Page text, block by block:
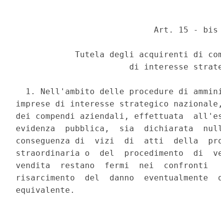
Art. 15 -
Tutela degli acquirenti di
di interesse
1. Nell'ambito delle procedure di
imprese di interesse strategico
dei compendi aziendali, effettuata
evidenza  pubblica,  sia  dichiarata
conseguenza di  vizi  di  atti  della
straordinaria o  del  procedimento
vendita  restano  fermi  nei
risarcimento  del  danno  eventualmente